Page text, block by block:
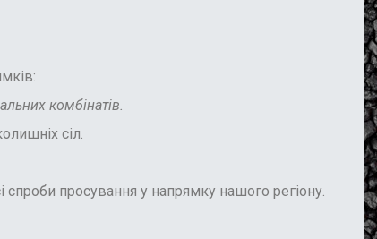
комбінатів.
сіл.
спроби просування у напрямку нашого регіону.